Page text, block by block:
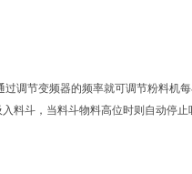
调节变频器的频率就可调节粉料机
料斗，当料斗物料高位时则自动停